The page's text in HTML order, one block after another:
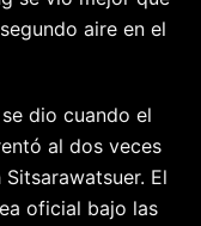
aire en el
dio cuando el
al dos veces
El
oficial bajo las